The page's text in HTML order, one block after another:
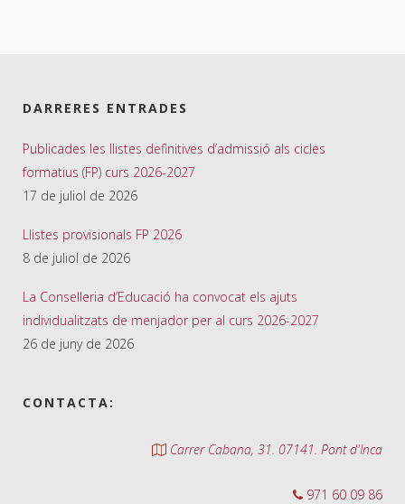
DARRERES ENTRADES
Publicades les llistes definitives d’admissió als cicles
formatius (FP) curs 2026-2027
17 de juliol de 2026
Llistes provisionals FP 2026
8 de juliol de 2026
La Conselleria d’Educació ha convocat els ajuts
individualitzats de menjador per al curs 2026-2027
26 de juny de 2026
CONTACTA:
Carrer Cabana, 31. 07141. Pont d'Inca
971 60 09 86